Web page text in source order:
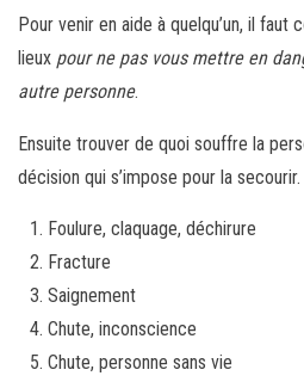
Pour venir en aide à quelqu’un, il
lieux pour ne pas vous mettre en
autre personne.
Ensuite trouver de quoi souffre la
décision qui s’impose pour la secourir.
Foulure, claquage, déchirure
Fracture
Saignement
Chute, inconscience
Chute, personne sans vie